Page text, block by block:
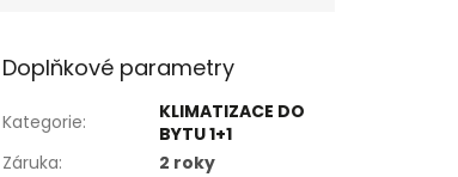
Doplňkové parametry
Kategorie:
KLIMATIZACE DO
BYTU 1+1
Záruka:
2 roky